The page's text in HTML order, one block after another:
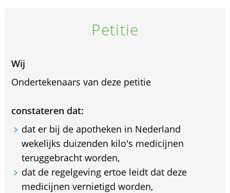
Petitie
Wij
Ondertekenaars van deze petitie
constateren dat:
dat er bij de apotheken in Nederland
wekelijks duizenden kilo's medicijnen
teruggebracht worden,
dat de regelgeving ertoe leidt dat deze
medicijnen vernietigd worden,